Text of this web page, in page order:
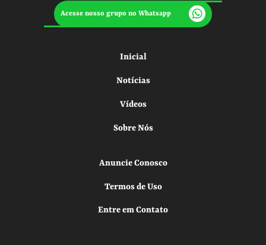
Acesse nosso grupo no Whatsapp
Inicial
Notícias
Vídeos
Sobre Nós
Anuncie Conosco
Termos de Uso
Entre em Contato